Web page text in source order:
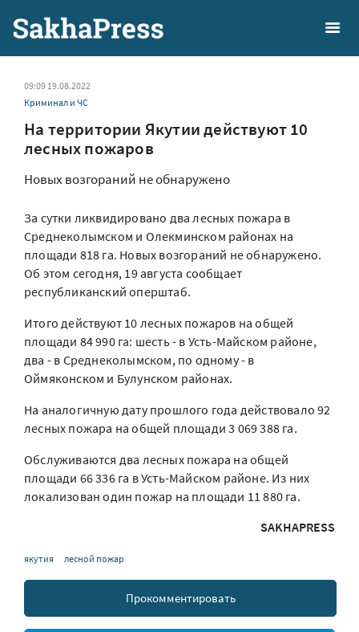
09:09 19.08.2022
Криминал и ЧС
На территории Якутии действуют 10
лесных пожаров
Новых возгораний не обнаружено
За сутки ликвидировано два лесных пожара в
Среднеколымском и Олекминском районах на
площади 818 га. Новых возгораний не обнаружено.
Об этом сегодня, 19 августа сообщает
республиканский оперштаб.
Итого действуют 10 лесных пожаров на общей
площади 84 990 га: шесть - в Усть-Майском районе,
два - в Среднеколымском, по одному - в
Оймяконском и Булунском районах.
На аналогичную дату прошлого года действовало 92
лесных пожара на общей площади 3 069 388 га.
Обслуживаются два лесных пожара на общей
площади 66 336 га в Усть-Майском районе. Из них
локализован один пожар на площади 11 880 га.
SAKHAPRESS
якутия лесной пожар
Прокомментировать